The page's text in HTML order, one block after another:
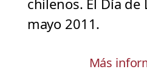
chilenos. El Día de
mayo 2011.
Más